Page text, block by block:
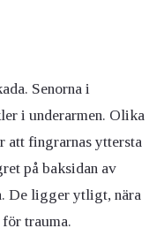
Senorna i
i underarmen. Olika
att fingrarnas yttersta
på baksidan av
De ligger ytligt, nära
trauma.